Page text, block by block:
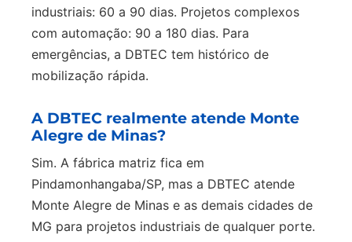
industriais: 60 a 90 dias. Projetos complexos
com automação: 90 a 180 dias. Para
emergências, a DBTEC tem histórico de
mobilização rápida.
A DBTEC realmente atende Monte
Alegre de Minas?
Sim. A fábrica matriz fica em
Pindamonhangaba/SP, mas a DBTEC atende
Monte Alegre de Minas e as demais cidades de
MG para projetos industriais de qualquer porte.